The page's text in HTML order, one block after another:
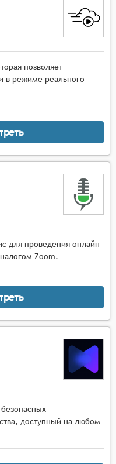
позволяет
в режиме реального
для проведения онлайн-
Zoom.
доступный на любом